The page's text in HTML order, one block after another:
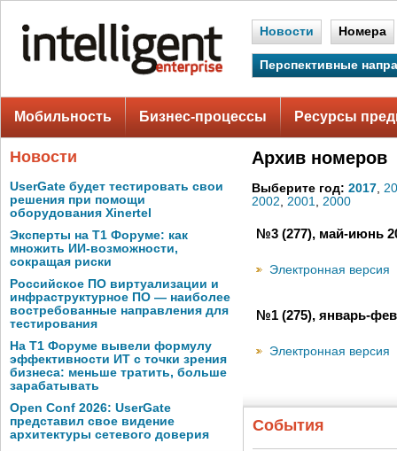
Новости Номера
Перспективные
Мобильность Бизнес-процессы Ресурсы
Новости
UserGate будет тестировать свои
решения при помощи
оборудования Xinertel
Эксперты на Т1 Форуме: как
множить ИИ-возможности,
сокращая риски
Российское ПО виртуализации и
инфраструктурное ПО — наиболее
востребованные направления для
тестирования
На Т1 Форуме вывели формулу
эффективности ИТ с точки зрения
бизнеса: меньше тратить, больше
зарабатывать
Open Conf 2026: UserGate
представил свое видение
архитектуры сетевого доверия
Архив номеров
Выберите год: 2017,
2002, 2001, 2000
№3 (277), май-июнь
Электронная версия
№1 (275), январь-
Электронная версия
События